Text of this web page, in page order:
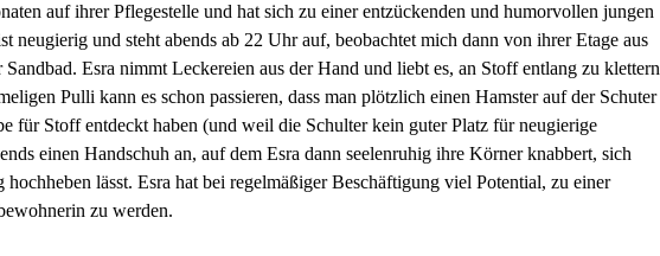
auf ihrer Pflegestelle und hat sich zu einer entzückenden und humorvollen jungen
neugierig und steht abends ab 22 Uhr auf, beobachtet mich dann von ihrer Etage aus
Sandbad. Esra nimmt Leckereien aus der Hand und liebt es, an Stoff entlang zu klettern
Pulli kann es schon passieren, dass man plötzlich einen Hamster auf der Schuter
für Stoff entdeckt haben (und weil die Schulter kein guter Platz für neugierige
einen Handschuh an, auf dem Esra dann seelenruhig ihre Körner knabbert, sich
lässt. Esra hat bei regelmäßiger Beschäftigung viel Potential, zu einer
zu werden.